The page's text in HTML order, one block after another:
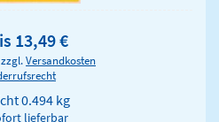
13,49 €
Versandkosten
0.494 kg
lieferbar